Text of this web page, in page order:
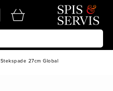
Stekspade 27cm Global